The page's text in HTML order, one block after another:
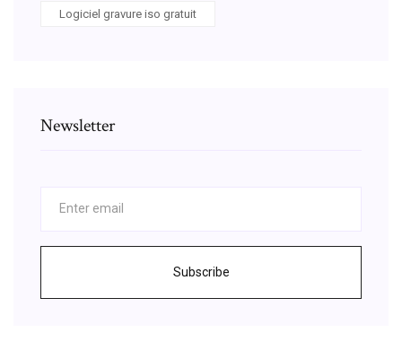
Logiciel gravure iso gratuit
Newsletter
Subscribe